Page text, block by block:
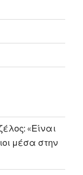
«Είναι
μέσα στην